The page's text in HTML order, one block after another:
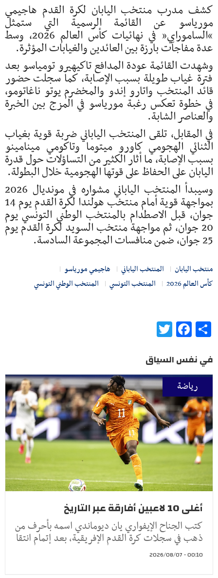
كشف مدرب منتخب اليابان لكرة القدم هاجيمي
مورياسو عن القائمة الرسمية التي ستمثل
“الساموراي” في نهائيات كأس العالم 2026، وسط
عدة مفاجآت بارزة بين العائدين والغيابات المؤثرة.
وشهدت القائمة عودة المدافعتاكيهيرو تومياسو بعد
فترة غياب طويلة بسبب الإصابة، كما سجلت حضور
قائد المنتخب واتارو إندو والمخضرميوتو ناغاتومو،
في خطوة تعكس رغبة مورياسو في المزج بين الخبرة
والعناصر الشابة.
في المقابل، تلقى المنتخب الياباني ضربة قوية بغياب
الثنائي الهجومي كاورو ميتوماوتاكومي مينامينو
بسبب الإصابة، ما أثار الكثير من التساؤلات حول قدرة
اليابان على الحفاظ على قوتها الهجومية خلال البطولة.
وسيبدأ المنتخب الياباني مشواره في مونديال 2026
بمواجهة قوية أماممنتخب هولندا لكرة القدم يوم 14
جوان، قبل الاصطدام بالمنتخب الوطني التونسي يوم
20 جوان، ثم مواجهة منتخب السويد لكرة القدميوم
25 جوان، ضمن منافسات المجموعة السادسة.
منتخب اليابان المنتخب الياباني
هاجيمي مورياسو
كأس العالم 2026
المنتخب التونسي المنتخب الوطني التونسي
Share
Facebook
في نفس السياق
رياضة
أغلى 10 لاعبين أفارقة عبر التاريخ
كتب الجناح الإيفواري يان ديوماندي اسمه بأحرف من
ذهب في سجلات كرة القدم الإفريقية، بعد إتمام انتقا
00:10 - 2026/08/07